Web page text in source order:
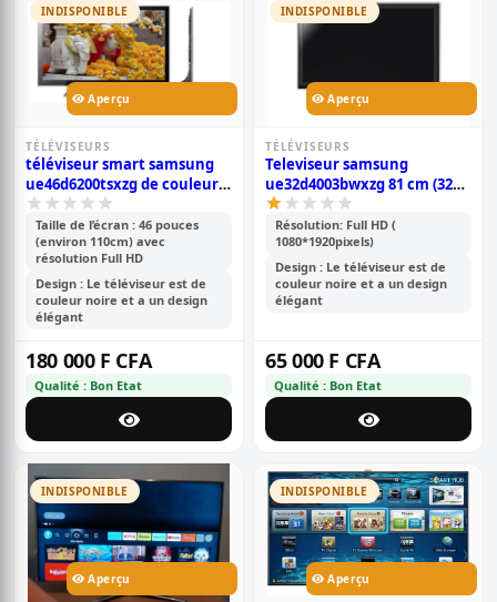
INDISPONIBLE
Aperçu
TÉLÉVISEURS
téléviseur smart samsung
ue46d6200tsxzg de couleur
noire 46 pouces full hd 1080
pixels avec ports
usb;hdmi;vga-garantie 6
mois
Taille de l’écran : 46 pouces
(environ 110cm) avec
résolution Full HD
Design : Le téléviseur est de
couleur noire et a un design
élégant
180 000 F CFA
Qualité : Bon Etat
INDISPONIBLE
Aperçu
TÉLÉVISEURS
Televiseur samsung
ue32d4003bwxzg 81 cm (32
pouces),port usb, vga 06
mois de garantie- no foot
Résolution: Full HD (
1080*1920pixels)
Design : Le téléviseur est de
couleur noire et a un design
élégant
65 000 F CFA
Qualité : Bon Etat
INDISPONIBLE
Aperçu
INDISPONIBLE
Aperçu